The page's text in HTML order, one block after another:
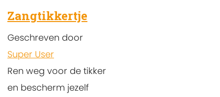
Zangtikkertje
Geschreven door
Super User
Ren weg voor de tikker
en bescherm jezelf